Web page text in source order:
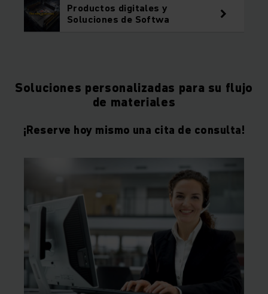
Productos digitales y
Soluciones de Softwa
Soluciones personalizadas para su flujo
de materiales
¡Reserve hoy mismo una cita de consulta!